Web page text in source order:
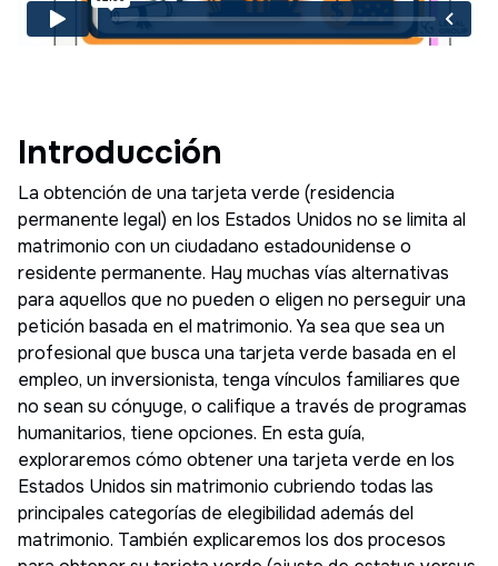
Introducción
La obtención de una tarjeta verde (residencia
permanente legal) en los Estados Unidos no se limita al
matrimonio con un ciudadano estadounidense o
residente permanente. Hay muchas vías alternativas
para aquellos que no pueden o eligen no perseguir una
petición basada en el matrimonio. Ya sea que sea un
profesional que busca una tarjeta verde basada en el
empleo, un inversionista, tenga vínculos familiares que
no sean su cónyuge, o califique a través de programas
humanitarios, tiene opciones. En esta guía,
exploraremos cómo obtener una tarjeta verde en los
Estados Unidos sin matrimonio cubriendo todas las
principales categorías de elegibilidad además del
matrimonio. También explicaremos los dos procesos